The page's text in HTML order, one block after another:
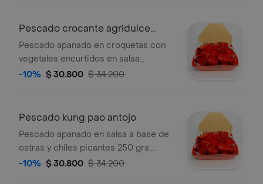
Pescado crocante agridulce
antojo
Pescado apanado en croquetas con
vegetales encurtidos en salsa
agridulce de 250 grs sugerido 1
-10% $ 30.800 $ 34.200
Pescado kung pao antojo
Pescado apanado en salsa a base de
ostras y chiles picantes 250 grs.
sugerido 1 persona. .
-10% $ 30.800 $ 34.200